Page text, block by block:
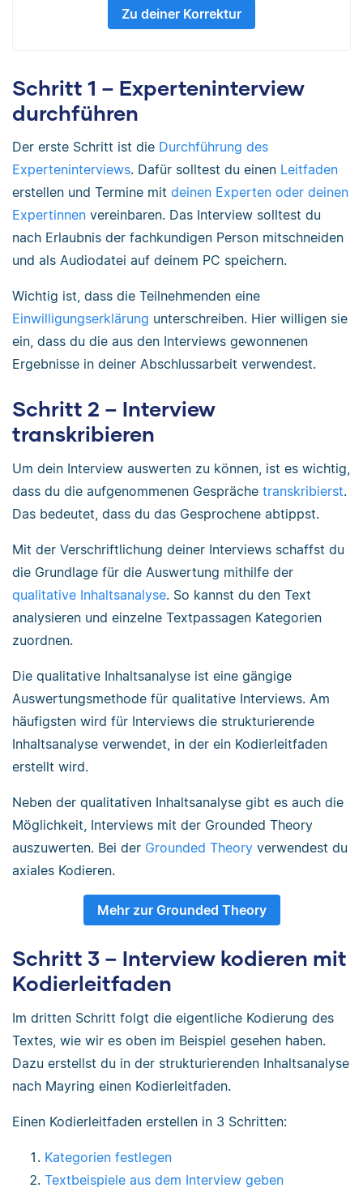
Zu deiner Korrektur
Schritt 1 – Experteninterview
durchführen
Der erste Schritt ist die Durchführung des
Experteninterviews. Dafür solltest du einen Leitfaden
erstellen und Termine mit deinen Experten oder deinen
Expertinnen vereinbaren. Das Interview solltest du
nach Erlaubnis der fachkundigen Person mitschneiden
und als Audiodatei auf deinem PC speichern.
Wichtig ist, dass die Teilnehmenden eine
Einwilligungserklärung unterschreiben. Hier willigen sie
ein, dass du die aus den Interviews gewonnenen
Ergebnisse in deiner Abschlussarbeit verwendest.
Schritt 2 – Interview
transkribieren
Um dein Interview auswerten zu können, ist es wichtig,
dass du die aufgenommenen Gespräche transkribierst.
Das bedeutet, dass du das Gesprochene abtippst.
Mit der Verschriftlichung deiner Interviews schaffst du
die Grundlage für die Auswertung mithilfe der
qualitative Inhaltsanalyse. So kannst du den Text
analysieren und einzelne Textpassagen Kategorien
zuordnen.
Die qualitative Inhaltsanalyse ist eine gängige
Auswertungsmethode für qualitative Interviews. Am
häufigsten wird für Interviews die strukturierende
Inhaltsanalyse verwendet, in der ein Kodierleitfaden
erstellt wird.
Neben der qualitativen Inhaltsanalyse gibt es auch die
Möglichkeit, Interviews mit der Grounded Theory
auszuwerten. Bei der Grounded Theory verwendest du
axiales Kodieren.
Mehr zur Grounded Theory
Schritt 3 – Interview kodieren mit
Kodierleitfaden
Im dritten Schritt folgt die eigentliche Kodierung des
Textes, wie wir es oben im Beispiel gesehen haben.
Dazu erstellst du in der strukturierenden Inhaltsanalyse
nach Mayring einen Kodierleitfaden.
Einen Kodierleitfaden erstellen in 3 Schritten:
Kategorien festlegen
Textbeispiele aus dem Interview geben